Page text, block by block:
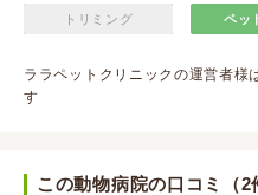
トリミング ペッ
ララペットクリニックの運営者様
す
この動物病院の口コミ（2